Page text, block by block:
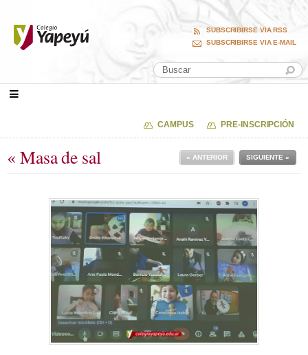
SUBSCRIBIRSE VIA RSS
SUBSCRIBIRSE VIA E-MAIL
CAMPUS PRE-INSCRIPCIÓN
« Masa de sal SIGUIENTE »
« ANTERIOR